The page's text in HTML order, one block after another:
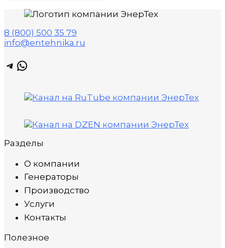
8 (800) 500 35 79
info@entehnika.ru
Telegram
WhatsApp
Разделы
О компании
Генераторы
Производство
Услуги
Контакты
Полезное